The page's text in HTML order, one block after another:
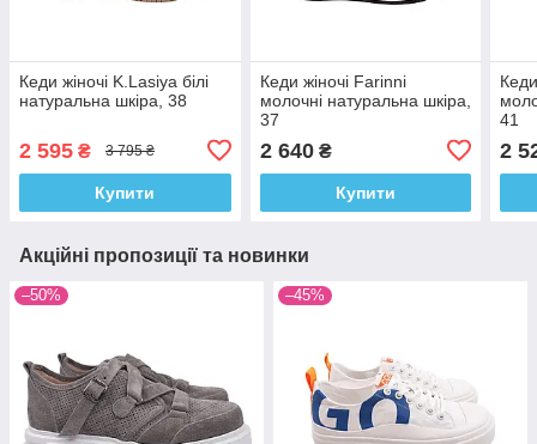
Кеди жіночі K.Lasiya білі
натуральна шкіра, 38
2 595 ₴ 3 795 ₴
Купити
Кеди жіночі Farinni
молочні натуральна шкіра,
37
2 640₴
Купити
41
2
Акційні пропозиції та новинки
–50% –45%